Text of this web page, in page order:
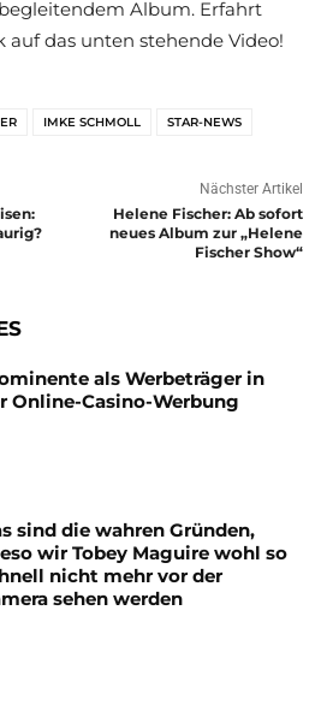
Album. Erfahrt
das unten stehende Video!
IMKE SCHMOLL STAR-NEWS
Nächster Artikel
Helene Fischer: Ab sofort
neues Album zur „Helene
Fischer Show“
als Werbeträger in
Online-Casino-Werbung
sind die wahren Gründen,
wir Tobey Maguire wohl so
nicht mehr vor der
sehen werden